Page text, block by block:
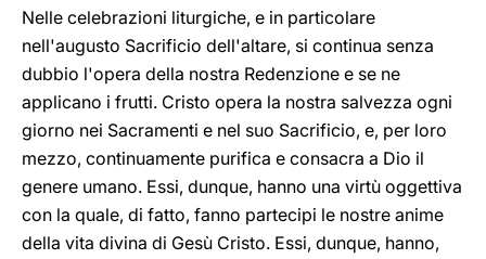
Nelle celebrazioni liturgiche, e in particolare
nell'augusto Sacrificio dell'altare, si continua senza
dubbio l'opera della nostra Redenzione e se ne
applicano i frutti. Cristo opera la nostra salvezza ogni
giorno nei Sacramenti e nel suo Sacrificio, e, per loro
mezzo, continuamente purifica e consacra a Dio il
genere umano. Essi, dunque, hanno una virtù oggettiva
con la quale, di fatto, fanno partecipi le nostre anime
della vita divina di Gesù Cristo. Essi, dunque, hanno,